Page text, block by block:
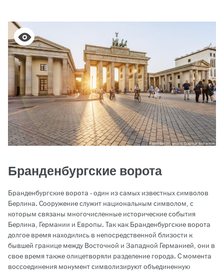
visitBerlin, photo: Dagmar Schwelle
Бранденбургские ворота
Бранденбургские ворота - один из самых известных символов
Берлина. Сооружение служит национальным символом, с
которым связаны многочисленные исторические события
Берлина, Германии и Европы. Так как Бранденбургские ворота
долгое время находились в непосредственной близости к
бывшей границе между Восточной и Западной Германией, они в
свое время также олицетворяли разделение города. С момента
воссоединения монумент символизируют объединенную